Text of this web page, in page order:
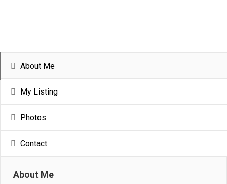
About Me
My Listing
Photos
Contact
About Me